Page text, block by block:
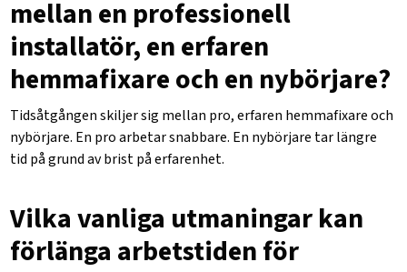
mellan en professionell
installatör, en erfaren
hemmafixare och en nybörjare?
Tidsåtgången skiljer sig mellan pro, erfaren hemmafixare och
nybörjare. En pro arbetar snabbare. En nybörjare tar längre
tid på grund av brist på erfarenhet.
Vilka vanliga utmaningar kan
förlänga arbetstiden för